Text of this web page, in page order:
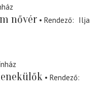
nővér Rendező
Ilja
Rendező